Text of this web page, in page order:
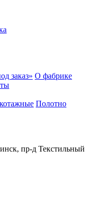
заказ» О фабрике
Полотно
пр-д Текстильный